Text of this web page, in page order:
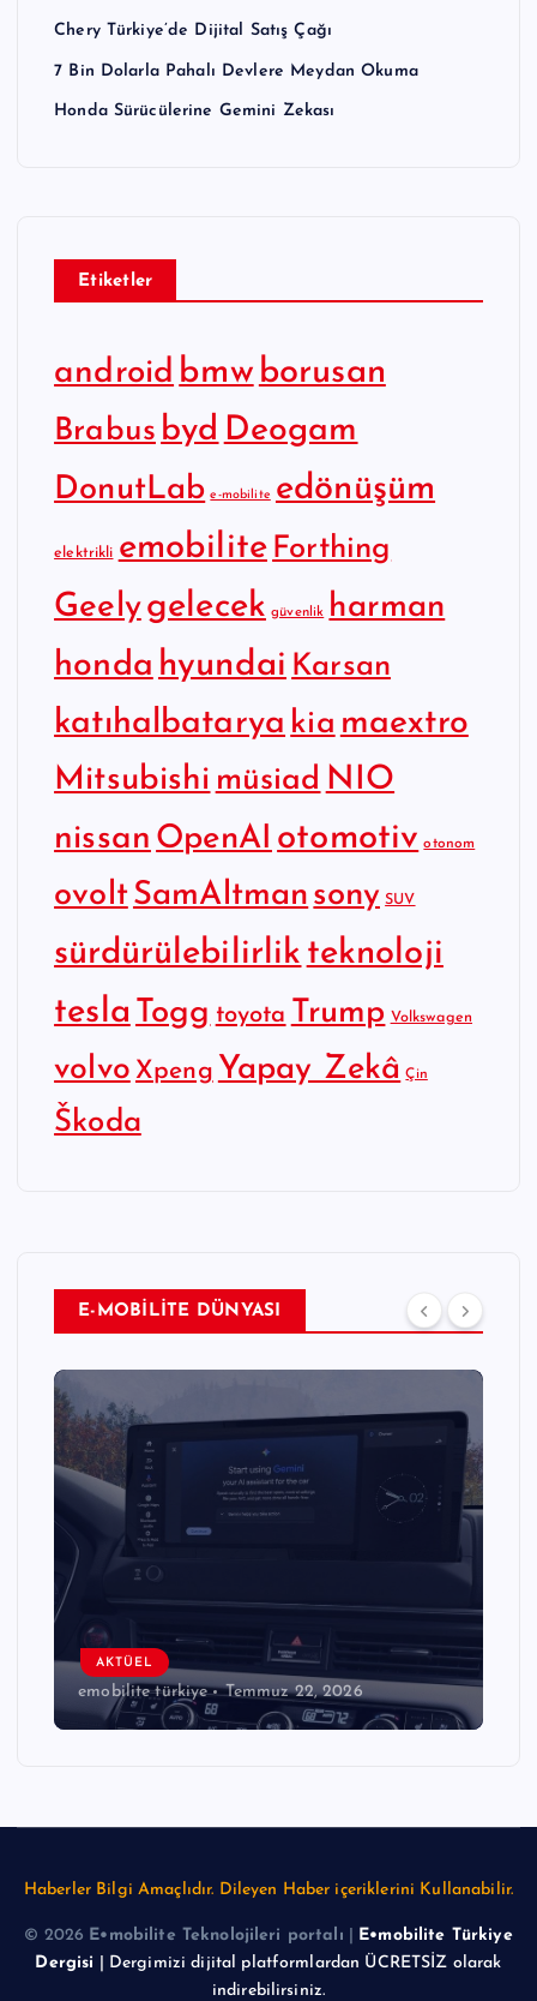
Chery Türkiye’de Dijital Satış Çağı
7 Bin Dolarla Pahalı Devlere Meydan Okuma
Honda Sürücülerine Gemini Zekası
Etiketler
android bmw borusan
Brabus byd Deogam
DonutLab e-mobilite edönüşüm
elektrikli emobilite Forthing
Geelygelecek güvenlik harman
honda hyundai Karsan
katıhalbatarya kia maextro
Mitsubishi müsiad NIO
nissan OpenAI otomotiv otonom
ovoltSamAltman sony SUV
sürdürülebilirlik teknoloji
tesla Togg toyota Trump Volkswagen
volvo Xpeng Yapay Zekâ Çin
Škoda
E-MOBİLİTE DÜNYASI
AKTÜEL
emobilite türkiye Temmuz 22, 2026
Haberler Bilgi Amaçlıdır. Dileyen Haber içeriklerini Kullanabilir.
© 2026 E•mobilite Teknolojileri portalı
E•mobilite Türkiye
Dergisi | Dergimizi dijital platformlardan ÜCRETSİZ olarak
indirebilirsiniz.